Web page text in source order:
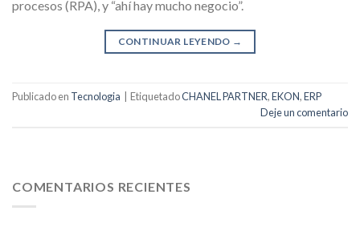
procesos (RPA), y “ahí hay mucho negocio”.
CONTINUAR LEYENDO →
Publicado en Tecnologia EtiquetadoCHANEL PARTNER,EKON,ERP
Deje un comentario
COMENTARIOS RECIENTES